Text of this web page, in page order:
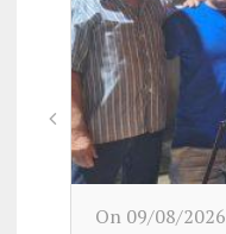
On 09/08/2026